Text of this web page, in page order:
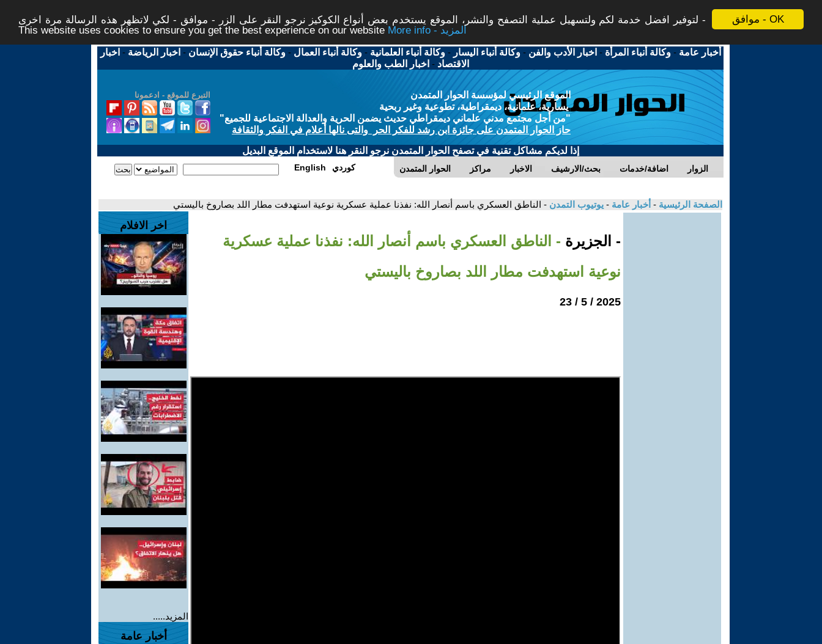
موافق - OK
لتوفير افضل خدمة لكم ولتسهيل عملية التصفح والنشر، الموقع يستخدم بعض أنواع الكوكيز نرجو النقر على الزر - موافق - لكي لاتظهر هذه الرسالة مرة اخرى -
This website uses cookies to ensure you get the best experience on our website
More info - المزيد
أخبار عامة -وكالة أنباء المرأة - اخبار الأدب والفن -وكالة أنباء اليسار -وكالة أنباء العلمانية -وكالة أنباء العمال -وكالة أنباء حقوق الإنسان - اخبار الرياضة - اخبار
الاقتصاد - اخبار الطب والعلوم
التبرع للموقع - ادعمونا
الموقع الرئيسي لمؤسسة الحوار المتمدن
يسارية، علمانية، ديمقراطية، تطوعية وغير ربحية
"من أجل مجتمع مدني علماني ديمقراطي حديث يضمن الحرية والعدالة الاجتماعية للجميع"
حاز الحوار المتمدن على جائزة ابن رشد للفكر الحر والتى نالها أعلام في الفكر والثقافة
إذا لديكم مشاكل تقنية في تصفح الحوار المتمدن نرجو النقر هنا لاستخدام الموقع البديل
الحوار المتمدن مراكز الاخبار بحث/الارشيف اضافة/خدمات الزوار English كوردي
الصفحة الرئيسية - أخبار عامة - يوتيوب التمدن - الناطق العسكري باسم أنصار الله: نفذنا عملية عسكرية نوعية استهدفت مطار اللد بصاروخ باليستي
- الجزيرة - الناطق العسكري باسم أنصار الله: نفذنا عملية عسكرية
نوعية استهدفت مطار اللد بصاروخ باليستي
2025 / 5 / 23
اخر الافلام
المزيد.....
أخبار عامة